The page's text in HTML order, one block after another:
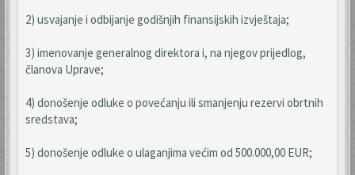
2) usvajanje i odbijanje godišnjih finansijskih izvještaja;
3) imenovanje generalnog direktora i, na njegov prijedlog,
članova Uprave;
4) donošenje odluke o povećanju ili smanjenju rezervi obrtnih
sredstava;
5) donošenje odluke o ulaganjima većim od 500.000,00 EUR;